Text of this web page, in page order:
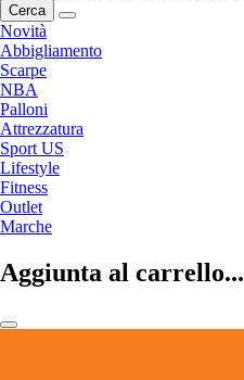
Cerca
Novità
Abbigliamento
Scarpe
NBA
Palloni
Attrezzatura
Sport US
Lifestyle
Fitness
Outlet
Marche
Aggiunta al carrello...